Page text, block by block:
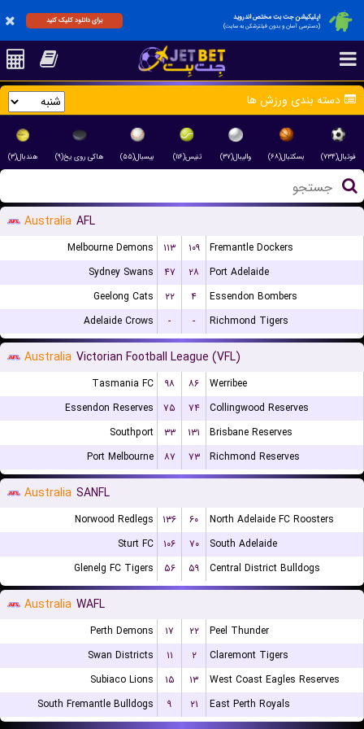
اپلیکیشن جت بت مختص اندروید
(دسترسی آسان و بدون فیلترشکن به سایت)
برای دانلود کلیک کنید
دسته بندی ورزش ها
فوتبال(۷۳۴) بسکتبال(۶۸) والیبال(۳۷) تنیس(۱۱۶) بیسبال(۵۵) هاکی روی یخ(۹) هندبال(۳)
Australia AFL
Melbourne Demons ۱۱۳ ۱۰۹
Fremantle Dockers
Sydney Swans
۴۷ ۲۸
Port Adelaide
Geelong Cats
۲۲ ۴
Essendon Bombers
Adelaide Crows
- - Richmond Tigers
Australia Victorian Football League (VFL)
Tasmania FC ۹۸ ۸۶
Werribee
Essendon Reserves
۷۵ ۷۴
Collingwood Reserves
Southport
۳۳ ۱۳۱
Brisbane Reserves
Port Melbourne
۸۷ ۷۳ Richmond Reserves
Australia SANFL
Norwood Redlegs ۱۳۶ ۶۰
North Adelaide FC Roosters
Sturt FC
۱۰۶ ۷۰
South Adelaide
Glenelg FC Tigers
۵۶ ۵۹ Central District Bulldogs
Australia WAFL
Perth Demons ۱۷ ۲۲
Peel Thunder
Swan Districts
۱۱ ۲
Claremont Tigers
Subiaco Lions
۱۵ ۱۳
West Coast Eagles Reserves
South Fremantle Bulldogs
۹ ۲۱ East Perth Royals